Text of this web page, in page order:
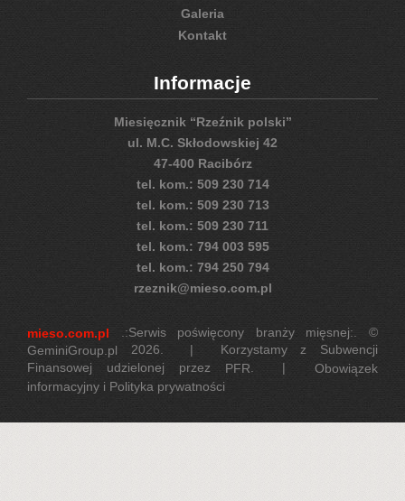
Galeria
Kontakt
Informacje
Miesięcznik “Rzeźnik polski”
ul. M.C. Skłodowskiej 42
47-400 Racibórz
tel. kom.: 509 230 714
tel. kom.: 509 230 713
tel. kom.: 509 230 711
tel. kom.: 794 003 595
tel. kom.: 794 250 794
rzeznik@mieso.com.pl
mieso.com.pl .:Serwis poświęcony branży mięsnej:. ©
GeminiGroup.pl 2026. | Korzystamy z Subwencji
Finansowej udzielonej przez PFR . |Obowiązek
informacyjny i Polityka prywatności